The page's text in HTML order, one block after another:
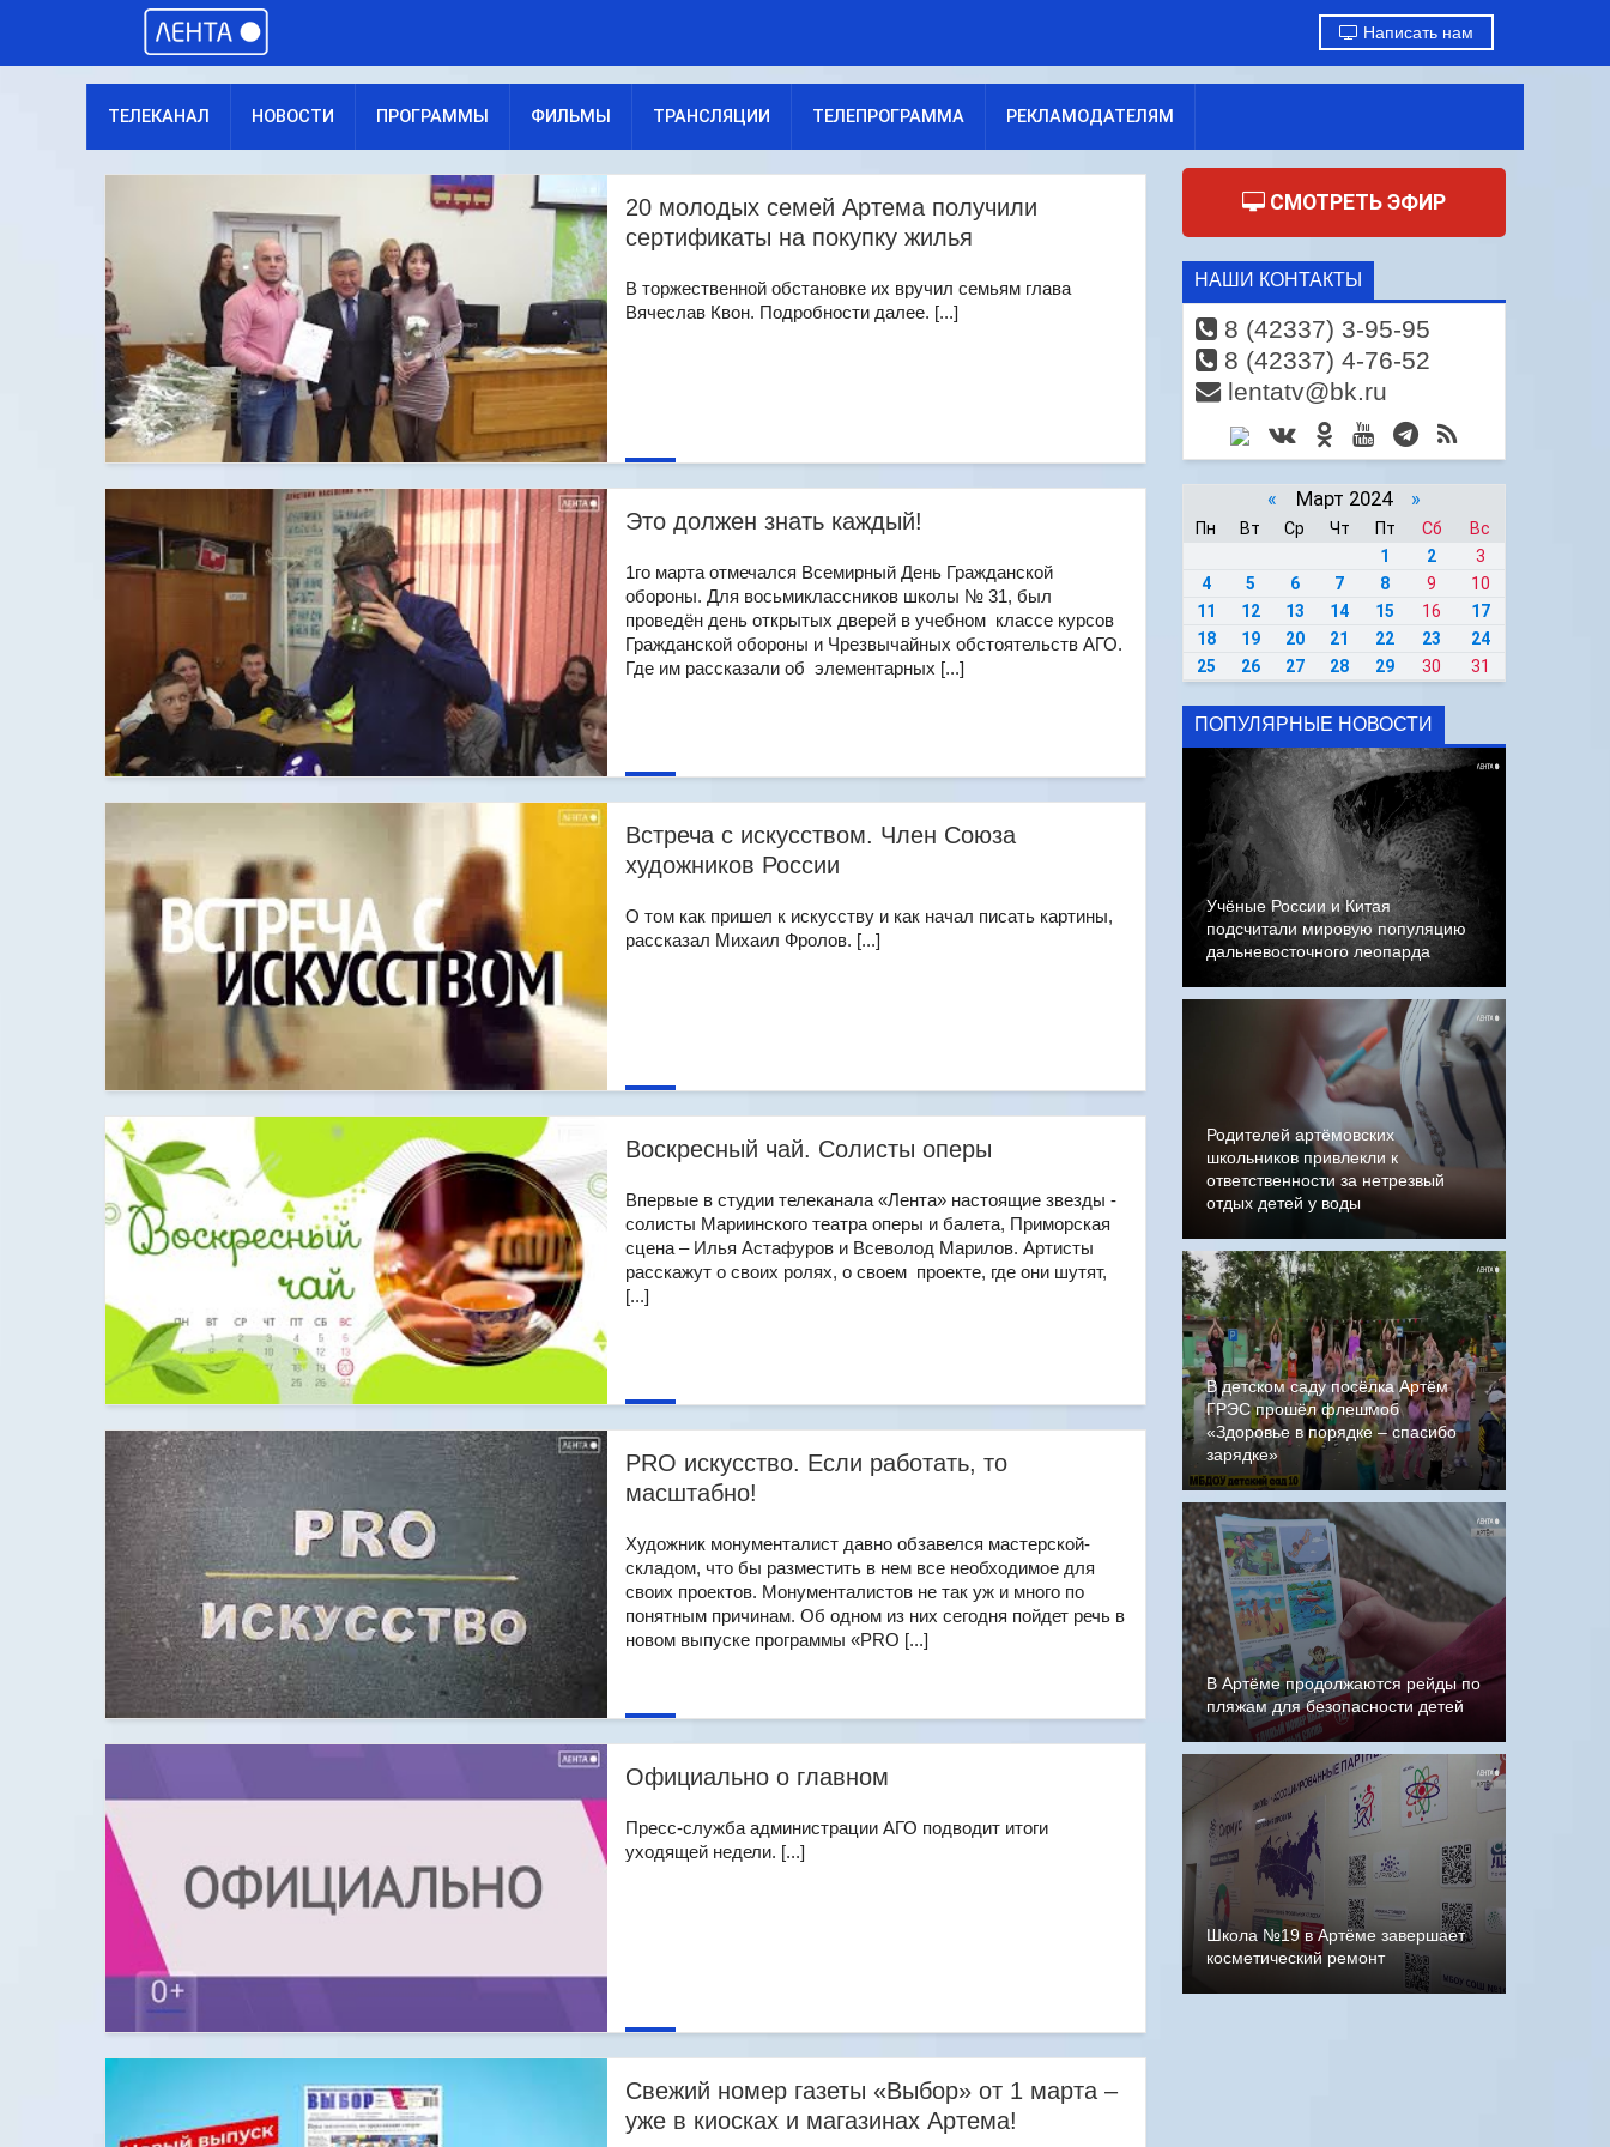
Написать нам
ТЕЛЕКАНАЛ НОВОСТИ ПРОГРАММЫ ФИЛЬМЫ ТРАНСЛЯЦИИ ТЕЛЕПРОГРАММА РЕКЛАМОДАТЕЛЯМ
20 молодых семей Артема получили
сертификаты на покупку жилья
В торжественной обстановке их вручил семьям глава
Вячеслав Квон. Подробности далее. [...]
Это должен знать каждый!
1го марта отмечался Всемирный День Гражданской
обороны. Для восьмиклассников школы № 31, был
проведён день открытых дверей в учебном классе курсов
Гражданской обороны и Чрезвычайных обстоятельств АГО.
Где им рассказали об элементарных [...]
Встреча с искусством. Член Союза
художников России
О том как пришел к искусству и как начал писать картины,
рассказал Михаил Фролов. [...]
Воскресный чай. Солисты оперы
Впервые в студии телеканала «Лента» настоящие звезды -
солисты Мариинского театра оперы и балета, Приморская
сцена – Илья Астафуров и Всеволод Марилов. Артисты
расскажут о своих ролях, о своем проекте, где они шутят,
[...]
PRO искусство. Если работать, то
масштабно!
Художник монументалист давно обзавелся мастерской-
складом, что бы разместить в нем все необходимое для
своих проектов. Монументалистов не так уж и много по
понятным причинам. Об одном из них сегодня пойдет речь в
новом выпуске программы «PRO [...]
Официально о главном
Пресс-служба администрации АГО подводит итоги
уходящей недели. [...]
Свежий номер газеты «Выбор» от 1 марта –
уже в киосках и магазинах Артема!
СМОТРЕТЬ ЭФИР
НАШИ КОНТАКТЫ
8 (42337) 3-95-95
8 (42337) 4-76-52
lentatv@bk.ru
« Март 2024 »
Пн Вт Ср Чт Пт Сб
Вс
1
2
3
4
5 6 7 8 9
10
11
12 13 14 15 16
17
18
19 20 21 22 23
24
25
26 27 28 29 30 31
ПОПУЛЯРНЫЕ НОВОСТИ
Учёные России и Китая
подсчитали мировую популяцию
дальневосточного леопарда
Родителей артёмовских
школьников привлекли к
ответственности за нетрезвый
отдых детей у воды
В детском саду посёлка Артём
ГРЭС прошёл флешмоб
«Здоровье в порядке – спасибо
зарядке»
В Артёме продолжаются рейды по
пляжам для безопасности детей
Школа №19 в Артёме завершает
косметический ремонт